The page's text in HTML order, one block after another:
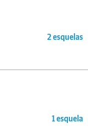
2 esquelas
1 esquela